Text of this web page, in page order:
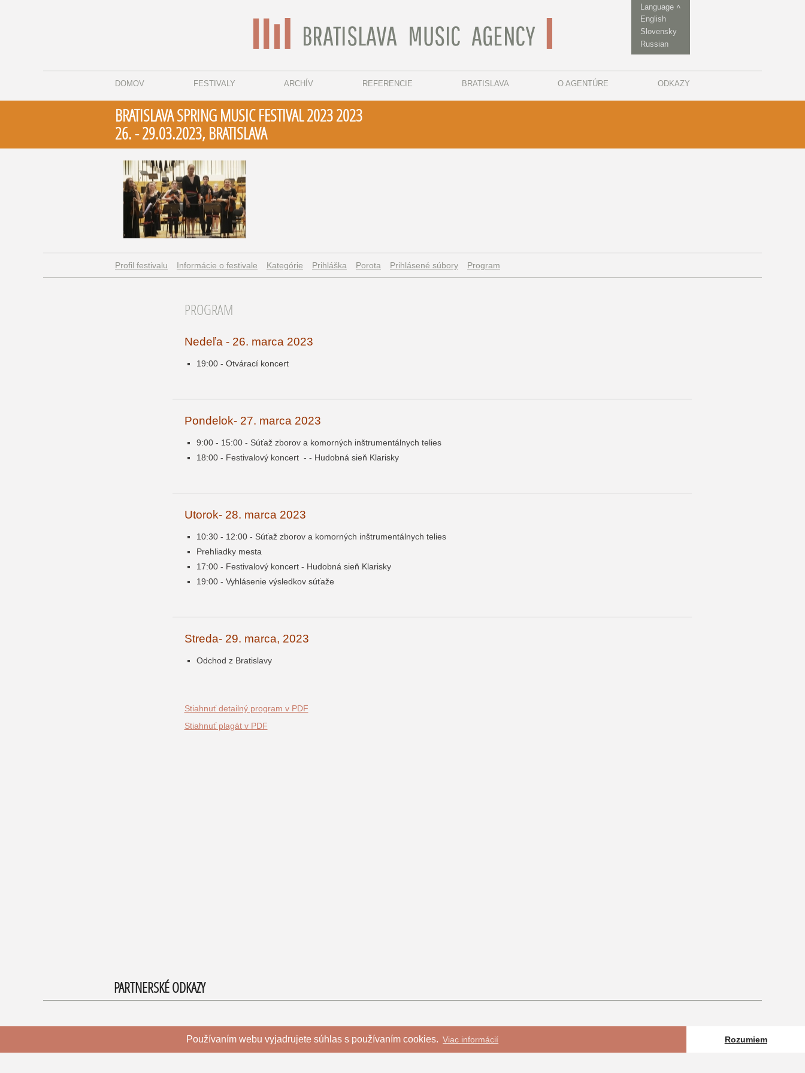
Používaním webu vyjadrujete súhlas s používaním cookies. Viac informácií Rozumiem
Language ˄
English
Slovensky
Russian
DOMOV FESTIVALY ARCHÍV REFERENCIE BRATISLAVA O AGENTÚRE ODKAZY
BRATISLAVA SPRING MUSIC FESTIVAL 2023 2023
26. - 29.03.2023, BRATISLAVA
Profil festivalu Informácie o festivale Kategórie Prihláška Porota Prihlásené súbory Program
PROGRAM
Nedeľa - 26. marca 2023
19:00 - Otvárací koncert
Pondelok- 27. marca 2023
9:00 - 15:00 - Súťaž zborov a komorných inštrumentálnych telies
18:00 - Festivalový koncert - - Hudobná sieň Klarisky
Utorok- 28. marca 2023
10:30 - 12:00 - Súťaž zborov a komorných inštrumentálnych telies
Prehliadky mesta
17:00 - Festivalový koncert - Hudobná sieň Klarisky
19:00 - Vyhlásenie výsledkov súťaže
Streda- 29. marca, 2023
Odchod z Bratislavy
Stiahnuť detailný program v PDF
Stiahnuť plagát v PDF
PARTNERSKÉ ODKAZY